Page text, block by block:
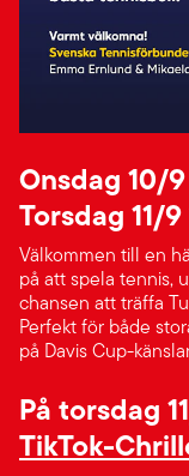
Onsdag 10/
Torsdag 11/
Välkommen till en
på att spela tennis,
chansen att träffa
Perfekt för både
på Davis Cup-
På torsdag
TikTok-